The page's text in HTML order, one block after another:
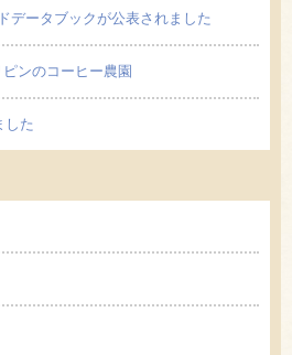
データブックが公表されました
ンのコーヒー農園
した